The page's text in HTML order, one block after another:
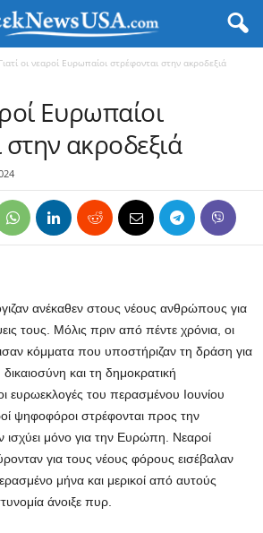
Γιατί οι νεαροί Ευρωπαίοι στρέφονται στην ακροδεξιά
Ευρωπαίοι
ακροδεξιά
ανέκαθεν στους νέους ανθρώπους για
τους. Μόλις πριν από πέντε χρόνια, οι
κόμματα που υποστήριζαν τη δράση για
και τη δημοκρατική
ευρωεκλογές του περασμένου Ιουνίου
ψηφοφόροι στρέφονται προς την
ισχύει μόνο για την Ευρώπη. Νεαροί
για τους νέους φόρους εισέβαλαν
μήνα και μερικοί από αυτούς
άνοιξε πυρ.